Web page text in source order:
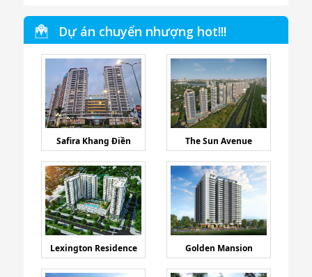
Dự án chuyển nhượng hot!!!
Safira Khang Điền The Sun Avenue
Lexington Residence Golden Mansion